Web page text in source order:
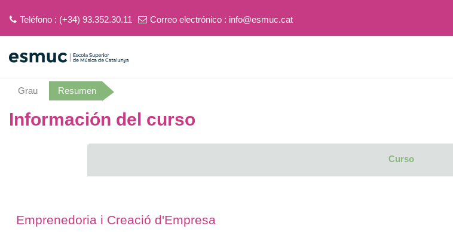
Teléfono : (+34) 93.352.30.11 Correo electrónico : info@esmuc.cat
Grau Resumen
Información del curso
Curso
Emprenedoria i Creació d'Empresa